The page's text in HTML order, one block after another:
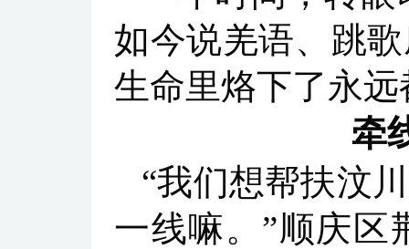
如今说羌语、跳
生命里烙下了永
牵
“我们想帮扶汶
一线嘛。”顺庆区